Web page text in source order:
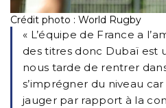
Crédit photo : World Rugby
« L’équipe de France a
des titres donc Dubaï est
nous tarde de rentrer
s’imprégner du niveau
jauger par rapport à la